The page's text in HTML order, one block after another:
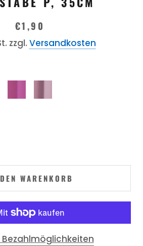
€1,90
zzgl. Versandkosten
WARENKORB
Bezahlmöglichkeiten